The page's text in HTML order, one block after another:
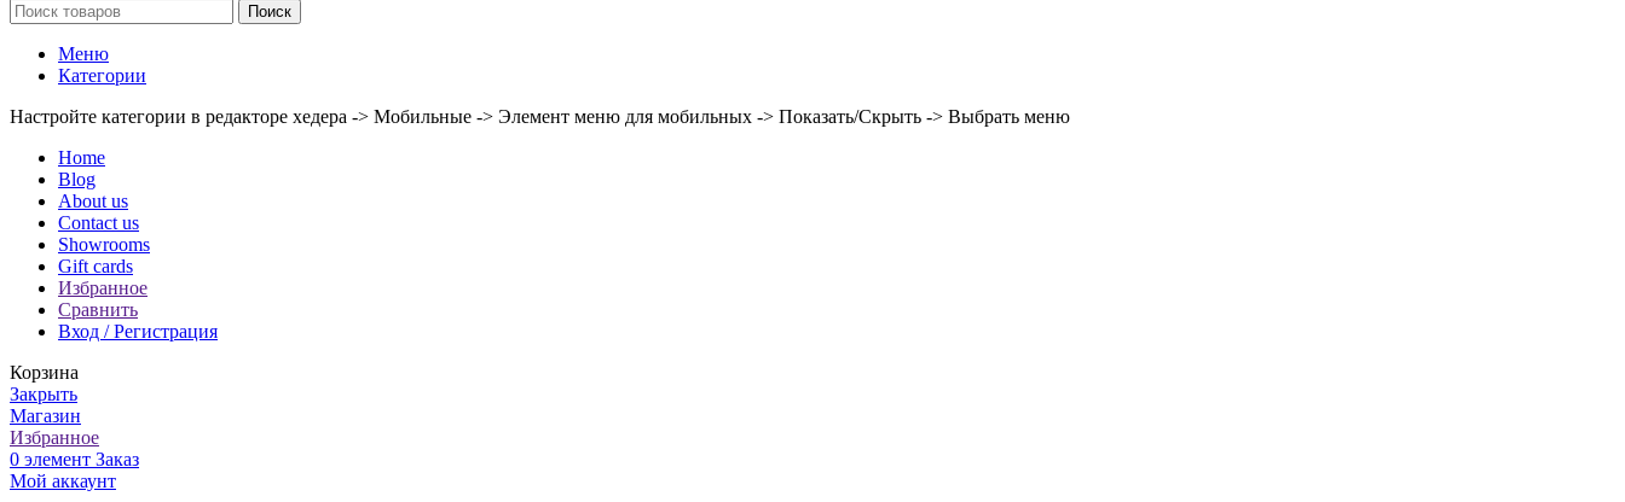
Поиск
Меню
Категории
Настройте категории в редакторе хедера -> Мобильные -> Элемент меню для мобильных -> Показать/Скрыть -> Выбрать меню
Home
Blog
About us
Contact us
Showrooms
Gift cards
Избранное
Сравнить
Вход / Регистрация
Корзина
Закрыть
Магазин
Избранное
0 элемент Заказ
Мой аккаунт